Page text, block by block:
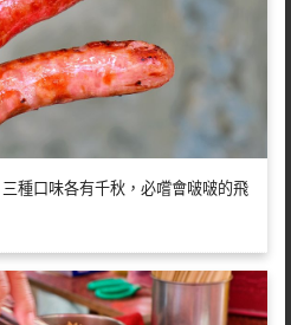
種口味各有千秋，必嚐會啵啵的飛